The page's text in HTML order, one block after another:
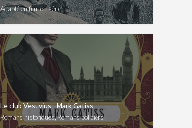
Adapté en film ou série
Le club Vesuvius - Mark Gatiss
Romans historiques, Romans policiers